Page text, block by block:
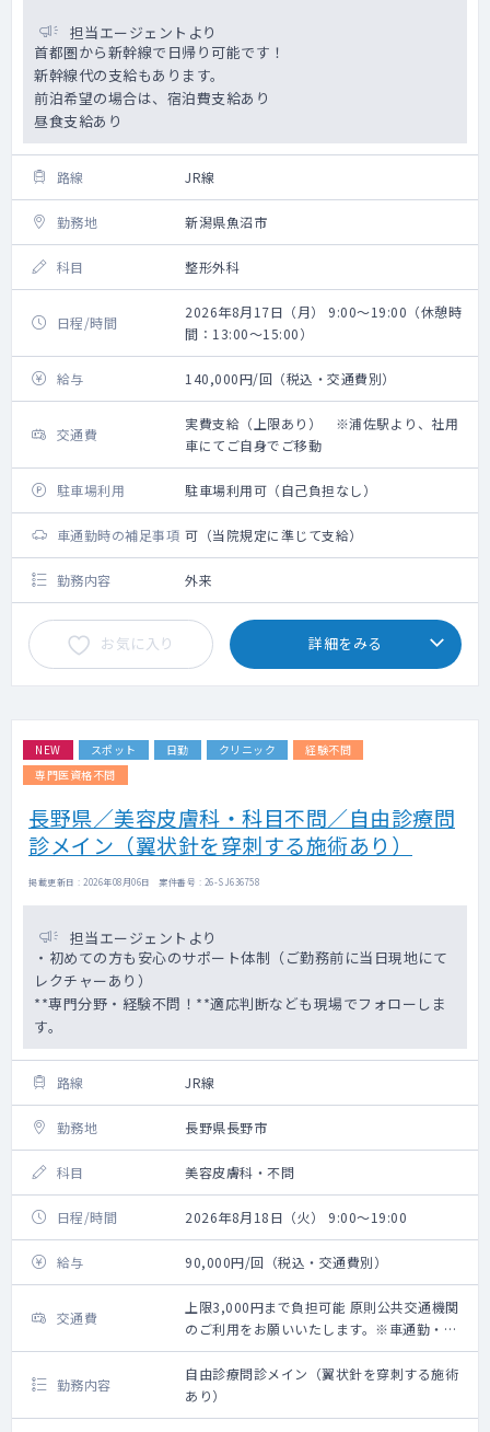
担当エージェントより
首都圏から新幹線で日帰り可能です！
新幹線代の支給もあります。
前泊希望の場合は、宿泊費支給あり
昼食支給あり
路線 JR線
勤務地 新潟県魚沼市
科目 整形外科
日程/時間
2026年8月17日（月） 9:00～19:00（休憩時
間：13:00～15:00）
給与 140,000円/回（税込・交通費別）
交通費
実費支給（上限あり） ※浦佐駅より、社用
車にてご自身でご移動
駐車場利用 駐車場利用可（自己負担なし）
車通勤時の補足事項 可（当院規定に準じて支給）
勤務内容 外来
お気に入り 詳細をみる
NEW スポット 日勤 クリニック
経験不問
専門医資格不問
長野県／美容皮膚科・科目不問／自由診療問
診メイン（翼状針を穿刺する施術あり）
掲載更新日 : 2026年08月06日 案件番号 : 26-SJ636758
担当エージェントより
・初めての方も安心のサポート体制（ご勤務前に当日現地にて
レクチャーあり）
**専門分野・経験不問！**適応判断なども現場でフォローしま
す。
路線 JR線
勤務地 長野県長野市
科目 美容皮膚科・不問
日程/時間 2026年8月18日（火） 9:00～19:00
給与 90,000円/回（税込・交通費別）
交通費
上限3,000円まで負担可能 原則公共交通機関
のご利用をお願いいたします。※車通勤・タ
クシー利用要相談
勤務内容
自由診療問診メイン（翼状針を穿刺する施術
あり）